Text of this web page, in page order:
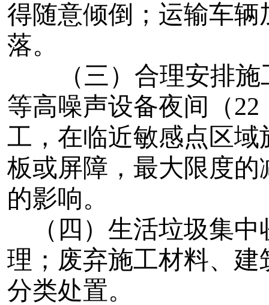
得随意倾倒；运输车
落。
（三）合理安排施
等高噪声设备夜间（
工，在临近敏感点区
板或屏障，最大限度
的影响。
（四）生活垃圾集
理；废弃施工材料、
分类处置。